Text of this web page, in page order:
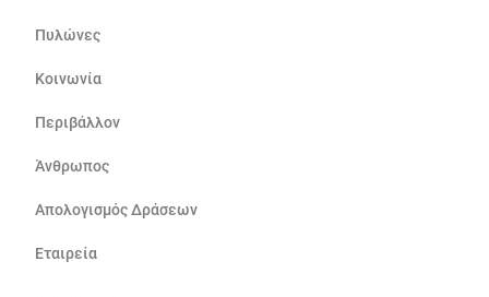
Πυλώνες
Κοινωνία
Περιβάλλον
Άνθρωπος
Απολογισμός Δράσεων
Εταιρεία